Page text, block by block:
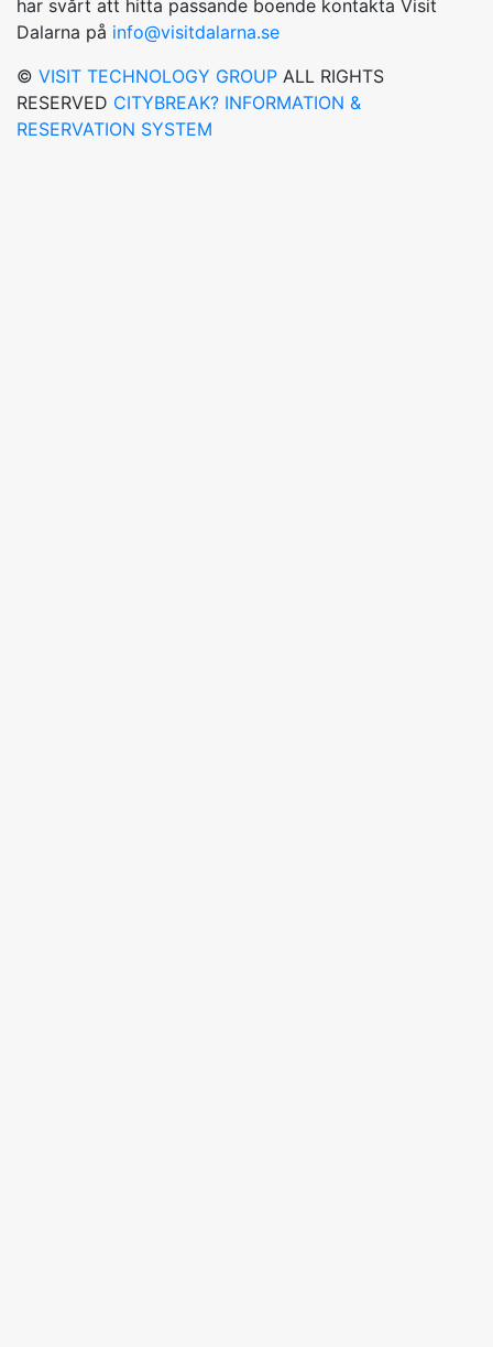
har svårt att hitta passande boende kontakta Visit
Dalarna på info@visitdalarna.se
© VISIT TECHNOLOGY GROUP ALL RIGHTS
RESERVED CITYBREAK? INFORMATION &
RESERVATION SYSTEM